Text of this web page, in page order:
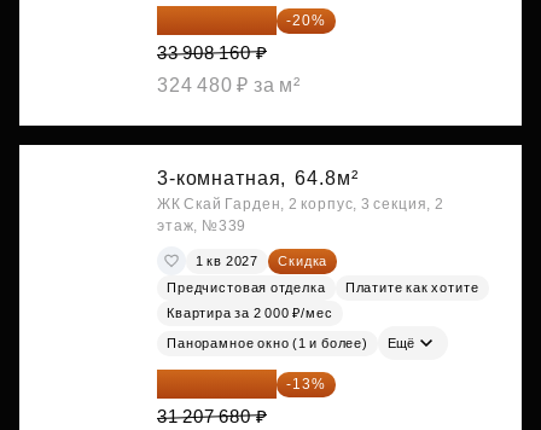
27 126 528 ₽ -20%
33 908 160 ₽
324 480 ₽ за м²
3-комнатная, 64.8м²
ЖК Скай Гарден, 2 корпус, 3 секция, 2
этаж, №339
1 кв 2027
Скидка
Предчистовая отделка
Платите как хотите
Квартира за 2 000 ₽/мес
Панорамное окно (1 и более) Ещё
27 150 682 ₽ -13%
31 207 680 ₽